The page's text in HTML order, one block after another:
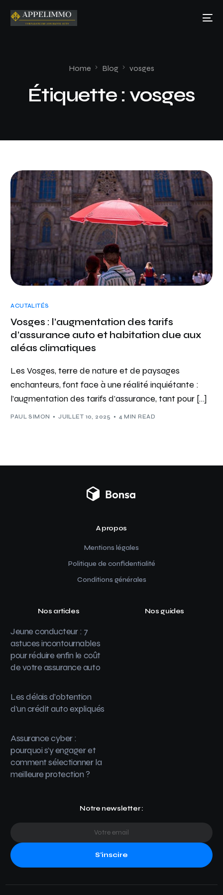
Home Blog vosges
Étiquette :vosges
ACUTALITÉS
Vosges : l’augmentation des tarifs
d’assurance auto et habitation due aux
aléas climatiques
Les Vosges, terre de nature et de paysages
enchanteurs, font face à une réalité inquiétante :
l’augmentation des tarifs d’assurance, tant pour […]
PAUL SIMON JUILLET 10, 2025 4 MIN READ
A propos
Mentions légales
Politique de confidentialité
Conditions générales
Nos articles
Jeune conducteur : 7
astuces incontournables
pour réduire enfin le coût
de votre assurance auto
Les délais d’obtention
d’un crédit auto expliqués
Assurance cyber :
pourquoi s’y engager et
comment sélectionner la
meilleure protection ?
Nos guides
Notre newsletter :
S'inscire